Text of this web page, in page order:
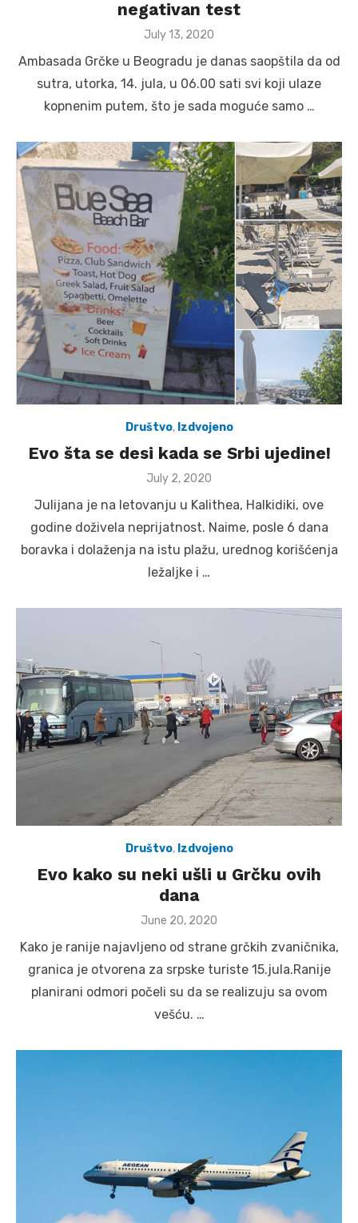
negativan test
Posted
July 13, 2020
Ambasada Grčke u Beogradu je danas saopštila da od
sutra, utorka, 14. jula, u 06.00 sati svi koji ulaze
kopnenim putem, što je sada moguće samo …
Društvo, Izdvojeno
Evo šta se desi kada se Srbi ujedine!
Posted
July 2, 2020
Julijana je na letovanju u Kalithea, Halkidiki, ove
godine doživela neprijatnost. Naime, posle 6 dana
boravka i dolaženja na istu plažu, urednog korišćenja
ležaljke i …
Društvo, Izdvojeno
Evo kako su neki ušli u Grčku ovih
dana
Posted
June 20, 2020
Kako je ranije najavljeno od strane grčkih zvaničnika,
granica je otvorena za srpske turiste 15.jula.Ranije
planirani odmori počeli su da se realizuju sa ovom
vešću. …